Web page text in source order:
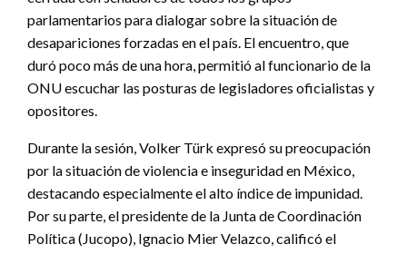
parlamentarios para dialogar sobre la situación de
desapariciones forzadas en el país. El encuentro, que
duró poco más de una hora, permitió al funcionario de la
ONU escuchar las posturas de legisladores oficialistas y
opositores.
Durante la sesión, Volker Türk expresó su preocupación
por la situación de violencia e inseguridad en México,
destacando especialmente el alto índice de impunidad.
Por su parte, el presidente de la Junta de Coordinación
Política (Jucopo), Ignacio Mier Velazco, calificó el